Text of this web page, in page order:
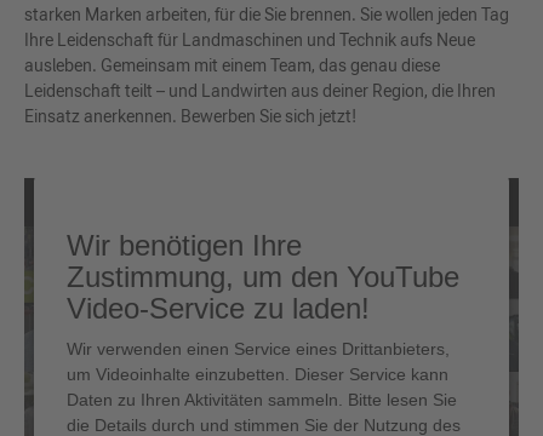
starken Marken arbeiten, für die Sie brennen. Sie wollen jeden Tag
Ihre Leidenschaft für Landmaschinen und Technik aufs Neue
ausleben. Gemeinsam mit einem Team, das genau diese
Leidenschaft teilt – und Landwirten aus deiner Region, die Ihren
Einsatz anerkennen. Bewerben Sie sich jetzt!
Wir benötigen Ihre
Zustimmung, um den YouTube
Video-Service zu laden!
Wir verwenden einen Service eines Drittanbieters,
um Videoinhalte einzubetten. Dieser Service kann
Daten zu Ihren Aktivitäten sammeln. Bitte lesen Sie
die Details durch und stimmen Sie der Nutzung des